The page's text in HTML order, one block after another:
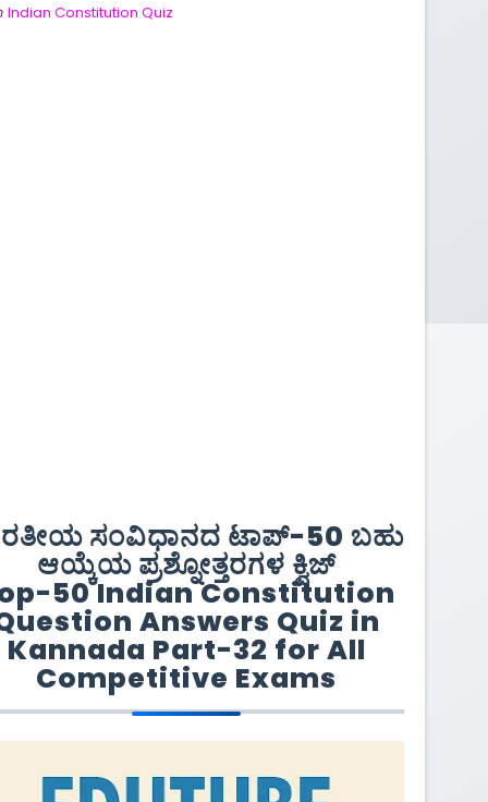
Indian Constitution Quiz
ಸಂವಿಧಾನದ ಟಾಪ್-50 ಬಹು
ಆಯ್ಕೆಯ ಪ್ರಶ್ನೋತ್ತರಗಳ ಕ್ವಿಜ್
50 Indian Constitution
Answers Quiz in
Kannada Part-32 for All
Competitive Exams